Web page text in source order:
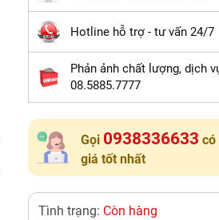
Hotline hỗ trợ - tư vấn 24/7
Phản ảnh chất lượng, dịch
08.5885.7777
Gọi 0938336633 có
giá tốt nhất
Tình trạng: Còn hàng